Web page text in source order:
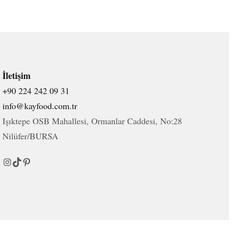
İletişim
+90 224 242 09 31
info@kayfood.com.tr
Işıktepe OSB Mahallesi, Ormanlar Caddesi, No:28
Nilüfer/BURSA
InstagramTikTok Pinterest